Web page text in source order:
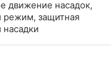
движение насадок,
режим, защитная